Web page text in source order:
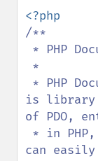
/**
is library
of PDO,
can